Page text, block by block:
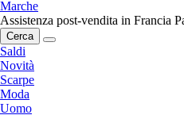
Marche
Assistenza post-vendita in Francia
Cerca
Saldi
Novità
Scarpe
Moda
Uomo